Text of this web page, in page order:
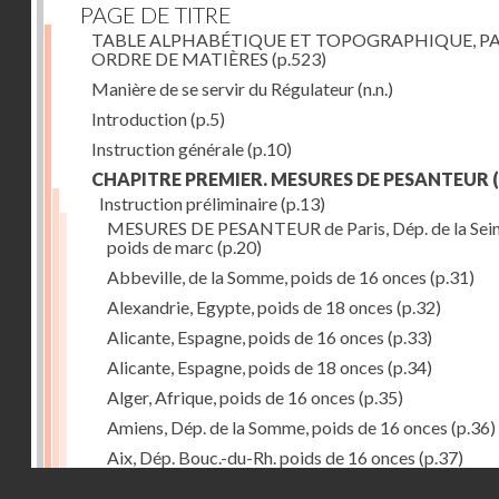
PAGE DE TITRE
TABLE ALPHABÉTIQUE ET TOPOGRAPHIQUE,
ORDRE DE MATIÈRES (p.523)
Manière de se servir du Régulateur(n.n.)
Introduction(p.5)
Instruction générale(p.10)
CHAPITRE PREMIER. MESURES DE PESANTEUR
Instruction préliminaire(p.13)
MESURES DE PESANTEUR de Paris, Dép. de la
poids de marc (p.20)
Abbeville, de la Somme, poids de 16 onces (p.31)
Alexandrie, Egypte, poids de 18 onces (p.32)
Alicante, Espagne, poids de 16 onces (p.33)
Alicante, Espagne, poids de 18 onces (p.34)
Alger, Afrique, poids de 16 onces (p.35)
Amiens, Dép. de la Somme, poids de 16 onces (p.36)
Aix, Dép. Bouc.-du-Rh. poids de 16 onces (p.37)